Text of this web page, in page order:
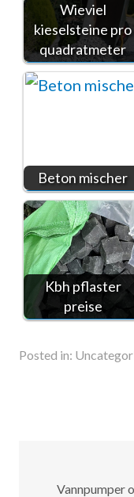
Wieviel
kieselsteine pro
quadratmeter
Beton mischer
Kbh pflaster
preise
Posted in:
Vannpumper